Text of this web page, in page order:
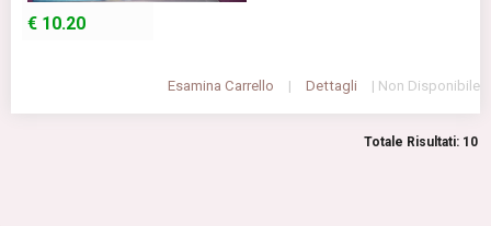
€ 10.20
Esamina Carrello | Dettagli | Non Disponibile
Totale Risultati: 10